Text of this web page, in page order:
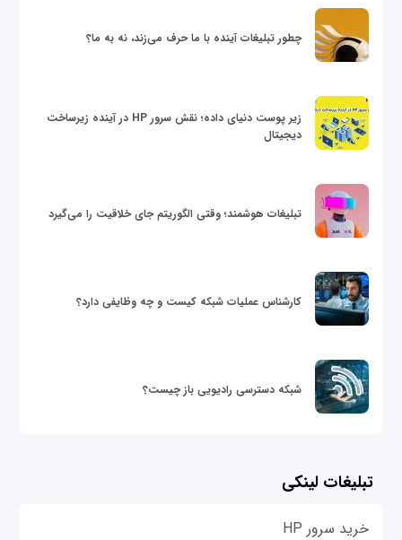
چطور تبلیغات آینده با ما حرف می‌زند، نه به ما؟
زیر پوست دنیای داده؛ نقش سرور HP در آینده زیرساخت
دیجیتال
تبلیغات هوشمند؛ وقتی الگوریتم جای خلاقیت را می‌گیرد
کارشناس عملیات شبکه کیست و چه وظایفی دارد؟
شبکه دسترسی رادیویی باز چیست؟
تبلیغات لینکی
خرید سرور HP